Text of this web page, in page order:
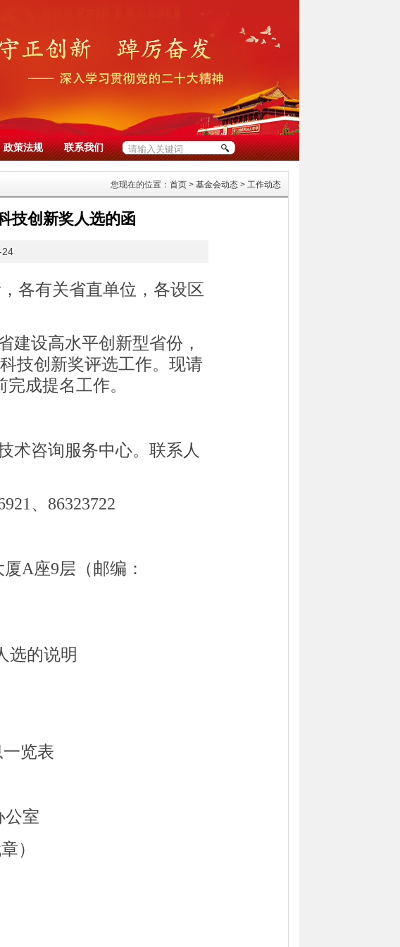
政策法规 联系我们
您现在的位置： 首页> 基金会动态> 工作动态
技创新奖人选的函
24
各有关省直单位，各设区
建设高水平创新型省份，
技创新奖评选工作。现请
完成提名工作。
术咨询服务中心。联系人
、86323722
A座9层（邮编：
选的说明
览表
公室
）